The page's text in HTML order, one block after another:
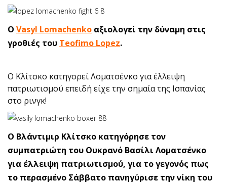
O Vasyl Lomachenko αξιολογεί την δύναμη στις
γροθιές του Teofimo Lopez.
Ο Κλίτσκο κατηγορεί Λοματσένκο για έλλειψη
πατριωτισμού επειδή είχε την σημαία της Ισπανίας
στο ρινγκ!
O Βλάντιμιρ Κλίτσκο κατηγόρησε τον
συμπατριώτη του Ουκρανό Βασίλι Λοματσένκο
για έλλειψη πατριωτισμού, για το γεγονός πως
το περασμένο Σάββατο πανηγύρισε την νίκη του